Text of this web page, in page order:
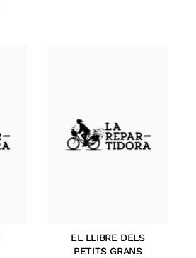
EL LLIBRE DELS
PETITS GRANS